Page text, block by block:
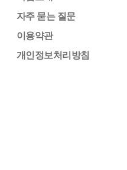
자주 묻는 질문
이용약관
개인정보처리방침